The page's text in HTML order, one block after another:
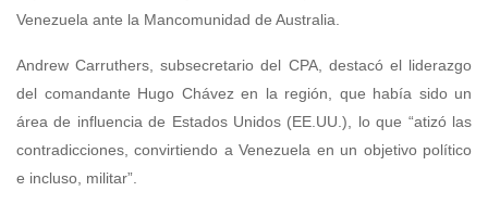
Venezuela ante la Mancomunidad de Australia.
Andrew Carruthers, subsecretario del CPA, destacó el liderazgo
del comandante Hugo Chávez en la región, que había sido un
área de influencia de Estados Unidos (EE.UU.), lo que “atizó las
contradicciones, convirtiendo a Venezuela en un objetivo político
e incluso, militar”.